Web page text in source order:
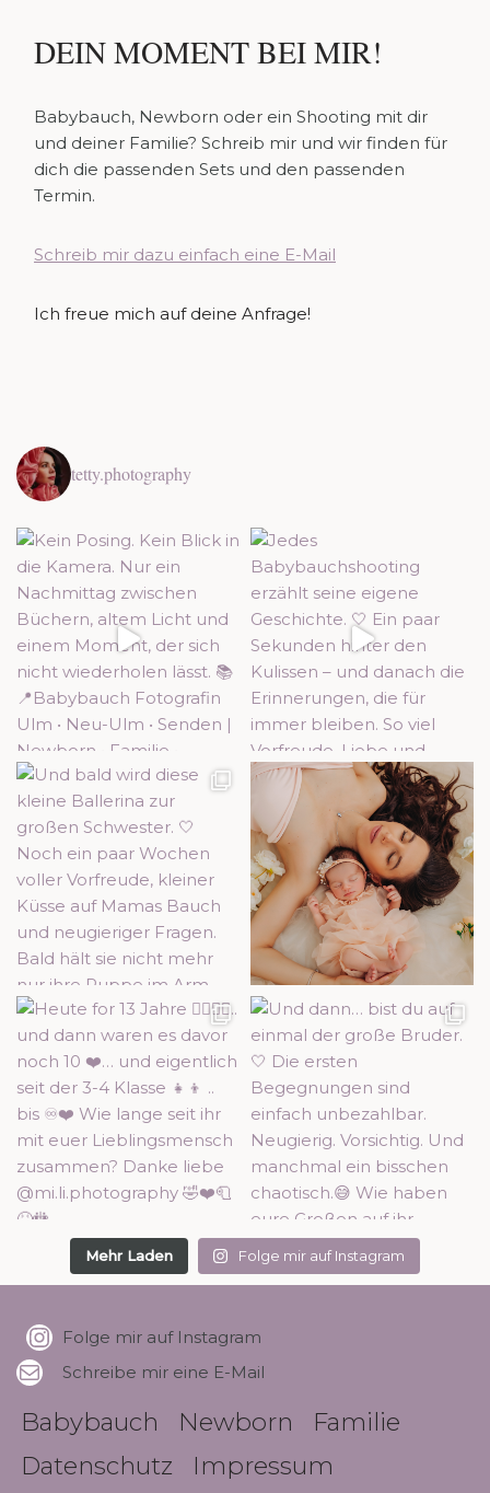
DEIN MOMENT BEI MIR!
Babybauch, Newborn oder ein Shooting mit dir
und deiner Familie? Schreib mir und wir finden für
dich die passenden Sets und den passenden
Termin.
Schreib mir dazu einfach eine E-Mail
Ich freue mich auf deine Anfrage!
tetty.photography
Mehr Laden Folge mir auf Instagram
Folge mir auf Instagram
Schreibe mir eine E-Mail
Babybauch Newborn
Familie
Datenschutz
Impressum